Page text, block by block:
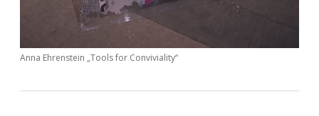
Anna Ehrenstein „Tools for Conviviality“